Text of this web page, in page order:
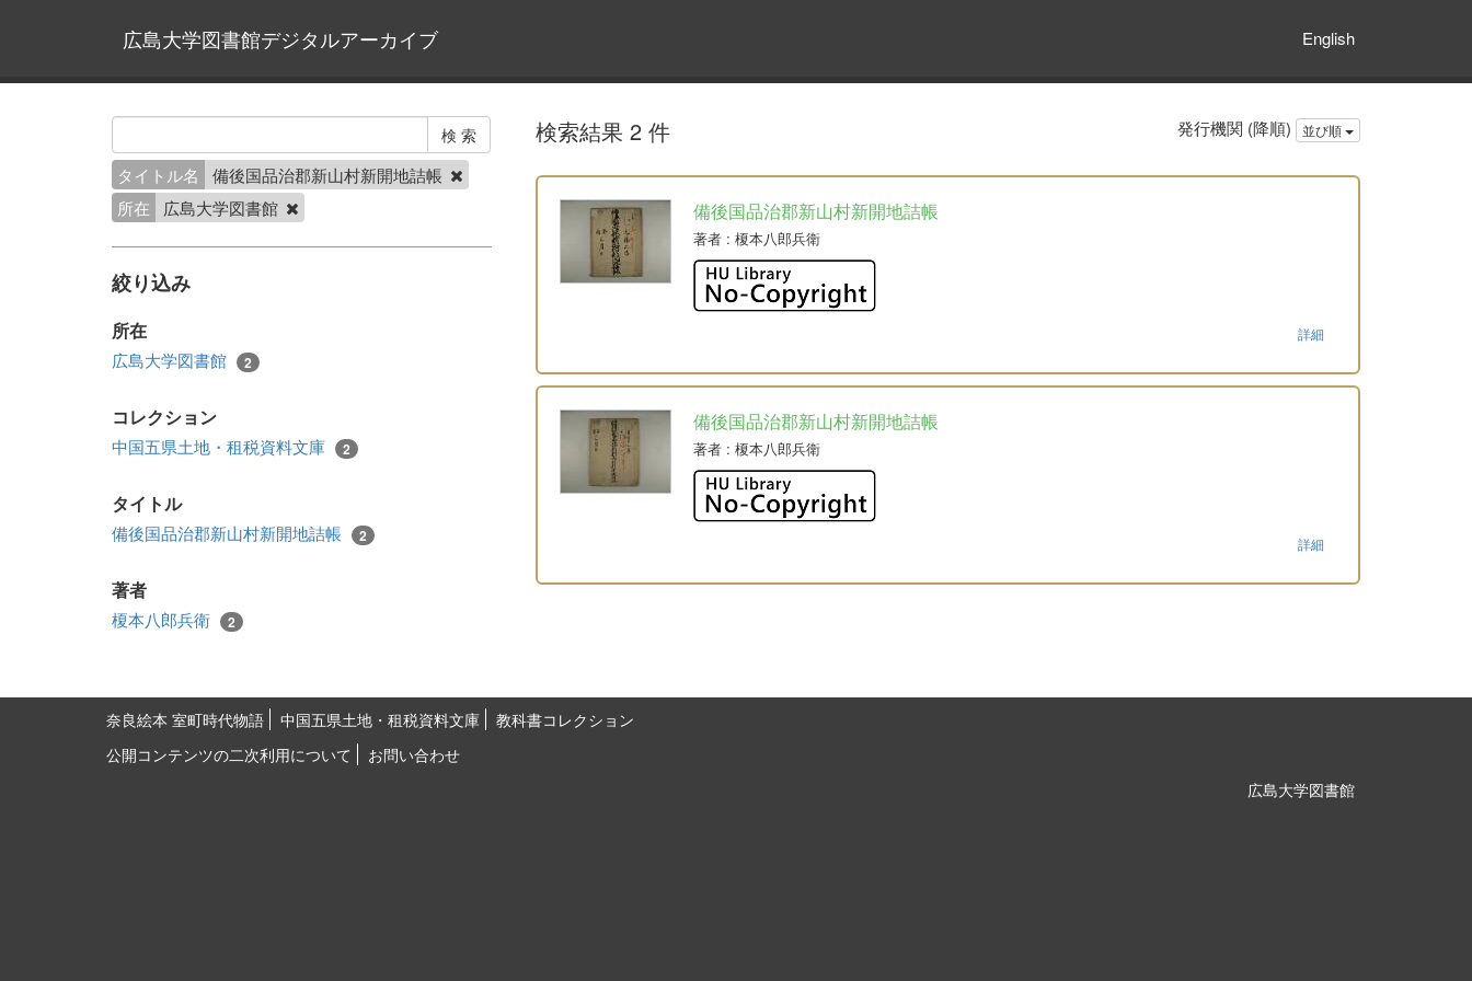
広島大学図書館デジタルアーカイブ English
タイトル名
備後国品治郡新山村新開地詰帳
所在
広島大学図書館
絞り込み
所在
広島大学図書館 2
コレクション
中国五県土地・租税資料文庫 2
タイトル
備後国品治郡新山村新開地詰帳 2
著者
榎本八郎兵衛 2
検索結果 2 件 発行機関 (降順) 並び順
備後国品治郡新山村新開地詰帳
著者: 榎本八郎兵衛
詳細
備後国品治郡新山村新開地詰帳
著者: 榎本八郎兵衛
詳細
奈良絵本 室町時代物語 中国五県土地・租税資料文庫
教科書コレクション
公開コンテンツの二次利用について
お問い合わせ
広島大学図書館